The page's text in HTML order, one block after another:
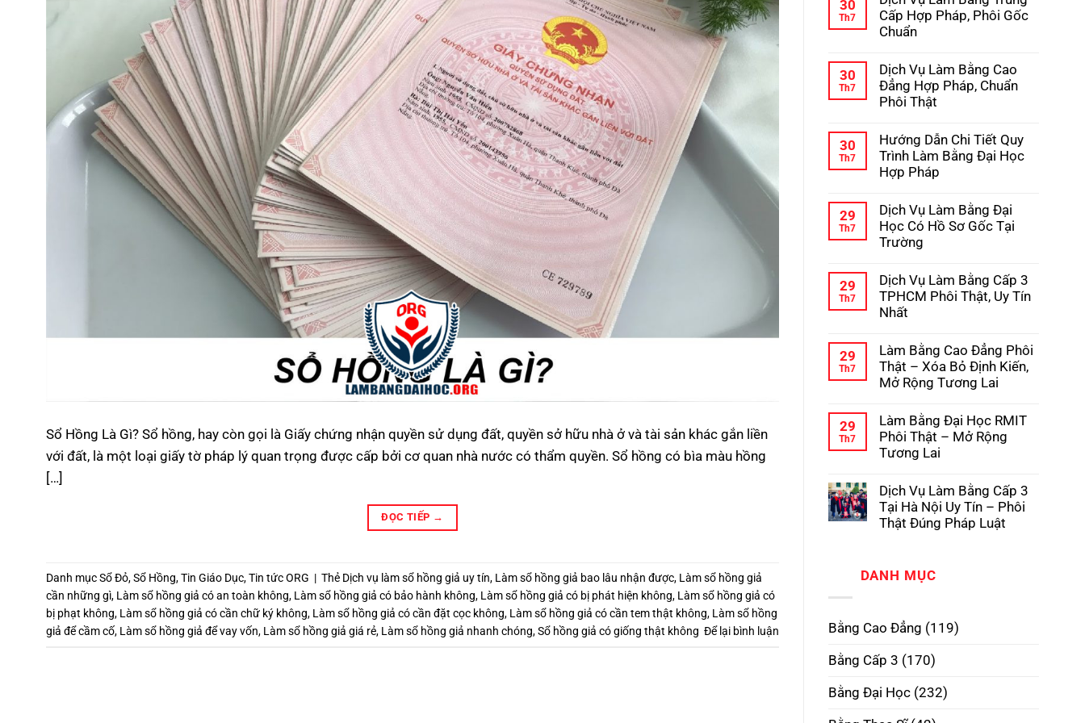
Sổ Hồng Là Gì? Sổ hồng, hay còn gọi là Giấy chứng nhận quyền sử dụng đất, quyền sở hữu nhà ở và tài sản khác gắn liền
với đất, là một loại giấy tờ pháp lý quan trọng được cấp bởi cơ quan nhà nước có thẩm quyền. Sổ hồng có bìa màu hồng
[…]
ĐỌC TIẾP →
Danh mụcSổ Đỏ,Sổ Hồng,Tin Giáo Dục,Tin tức ORG | Thẻ Dịch vụ làm sổ hồng giả uy tín, Làm sổ hồng giả bao lâu nhận được, Làm sổ hồng giả
cần những gì, Làm sổ hồng giả có an toàn không, Làm sổ hồng giả có bảo hành không, Làm sổ hồng giả có bị phát hiện không, Làm sổ hồng giả có
bị phạt không, Làm sổ hồng giả có cần chữ ký không, Làm sổ hồng giả có cần đặt cọc không, Làm sổ hồng giả có cần tem thật không, Làm sổ hồng
giả để cầm cố, Làm sổ hồng giả để vay vốn, Làm sổ hồng giả giá rẻ, Làm sổ hồng giả nhanh chóng,Sổ hồng giả có giống thật không Để lại bình luận
Học
–
Kinh
Lừa
Đảo
luận
ở
Hướng
Tiết
Quy
Trình
Làm
3
Hợp
Pháp
30
Th7
Cấp Hợp Pháp, Phôi Gốc
Chuẩn
bình
luận
ở
Dịch
Bằng
Trung
Cấp
Hợp
Gốc
Chuẩn
30
Th7
Dịch Vụ Làm Bằng Cao
Đẳng Hợp Pháp, Chuẩn
Phôi Thật
bình
luận
ở
Dịch
Bằng
Cao
Đẳng
Hợp
Phôi
Thật
30
Th7
Hướng Dẫn Chi Tiết Quy
Trình Làm Bằng Đại Học
Hợp Pháp
bình
luận
ở
Hướng
Tiết
Quy
Trình
Làm
Học
Hợp
Pháp
29
Th7
Dịch Vụ Làm Bằng Đại
Học Có Hồ Sơ Gốc Tại
Trường
bình
luận
ở
Dịch
Bằng
Đại
Học
Có
Gốc
Tại
Trường
29
Th7
Dịch Vụ Làm Bằng Cấp 3
TPHCM Phôi Thật, Uy Tín
Nhất
bình
luận
ở
Dịch
Bằng
Cấp
3
TPHCM
Uy
Tín
Nhất
29
Th7
Làm Bằng Cao Đẳng Phôi
Thật – Xóa Bỏ Định Kiến,
Mở Rộng Tương Lai
bình
luận
ở
Làm
Đẳng
Phôi
Thật
Kiến,
Mở
29
Th7
Làm Bằng Đại Học RMIT
Phôi Thật – Mở Rộng
Tương Lai
bình
luận
ở
Làm
RMIT
Phôi
Rộng
Dịch Vụ Làm Bằng Cấp 3
Tại Hà Nội Uy Tín – Phôi
Thật Đúng Pháp Luật
luận
Bằng
3
Tại
Nội
Uy
–
DANH MỤC
Bằng Cao Đẳng (119)
Bằng Cấp 3 (170)
Bằng Đại Học(232)